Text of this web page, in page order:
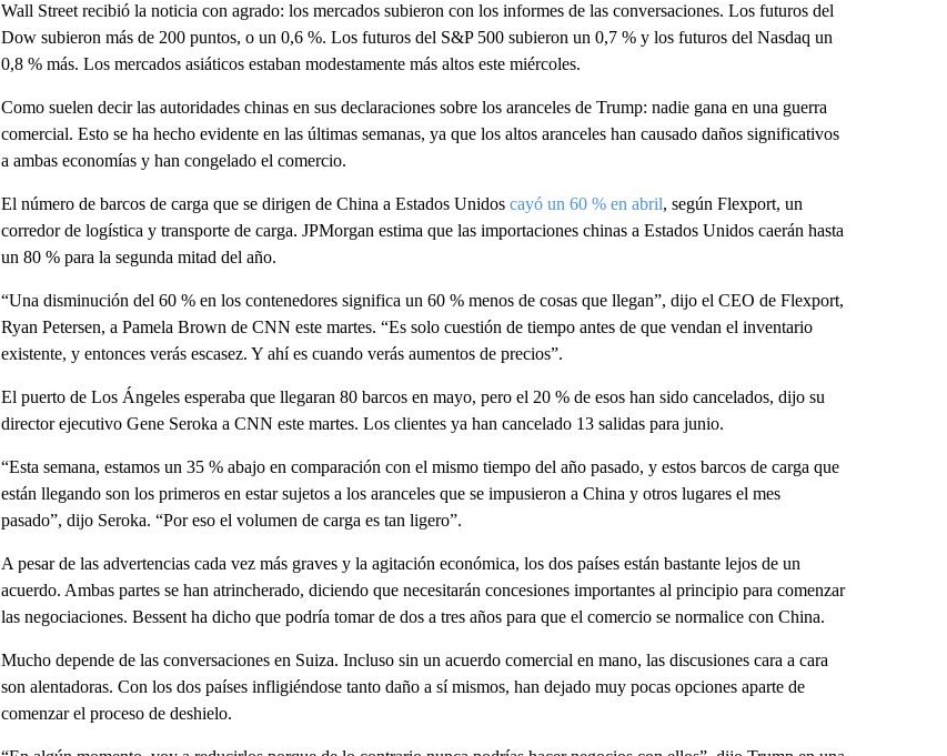
Wall Street recibió la noticia con agrado: los mercados subieron con los informes de las conversaciones. Los futuros del
Dow subieron más de 200 puntos, o un 0,6 %. Los futuros del S&P 500 subieron un 0,7 % y los futuros del Nasdaq un
0,8 % más. Los mercados asiáticos estaban modestamente más altos este miércoles.
Como suelen decir las autoridades chinas en sus declaraciones sobre los aranceles de Trump: nadie gana en una guerra
comercial. Esto se ha hecho evidente en las últimas semanas, ya que los altos aranceles han causado daños significativos
a ambas economías y han congelado el comercio.
El número de barcos de carga que se dirigen de China a Estados Unidos cayó un 60 % en abril, según Flexport, un
corredor de logística y transporte de carga. JPMorgan estima que las importaciones chinas a Estados Unidos caerán hasta
un 80 % para la segunda mitad del año.
“Una disminución del 60 % en los contenedores significa un 60 % menos de cosas que llegan”, dijo el CEO de Flexport,
Ryan Petersen, a Pamela Brown de CNN este martes. “Es solo cuestión de tiempo antes de que vendan el inventario
existente, y entonces verás escasez. Y ahí es cuando verás aumentos de precios”.
El puerto de Los Ángeles esperaba que llegaran 80 barcos en mayo, pero el 20 % de esos han sido cancelados, dijo su
director ejecutivo Gene Seroka a CNN este martes. Los clientes ya han cancelado 13 salidas para junio.
“Esta semana, estamos un 35 % abajo en comparación con el mismo tiempo del año pasado, y estos barcos de carga que
están llegando son los primeros en estar sujetos a los aranceles que se impusieron a China y otros lugares el mes
pasado”, dijo Seroka. “Por eso el volumen de carga es tan ligero”.
A pesar de las advertencias cada vez más graves y la agitación económica, los dos países están bastante lejos de un
acuerdo. Ambas partes se han atrincherado, diciendo que necesitarán concesiones importantes al principio para comenzar
las negociaciones. Bessent ha dicho que podría tomar de dos a tres años para que el comercio se normalice con China.
Mucho depende de las conversaciones en Suiza. Incluso sin un acuerdo comercial en mano, las discusiones cara a cara
son alentadoras. Con los dos países infligiéndose tanto daño a sí mismos, han dejado muy pocas opciones aparte de
comenzar el proceso de deshielo.